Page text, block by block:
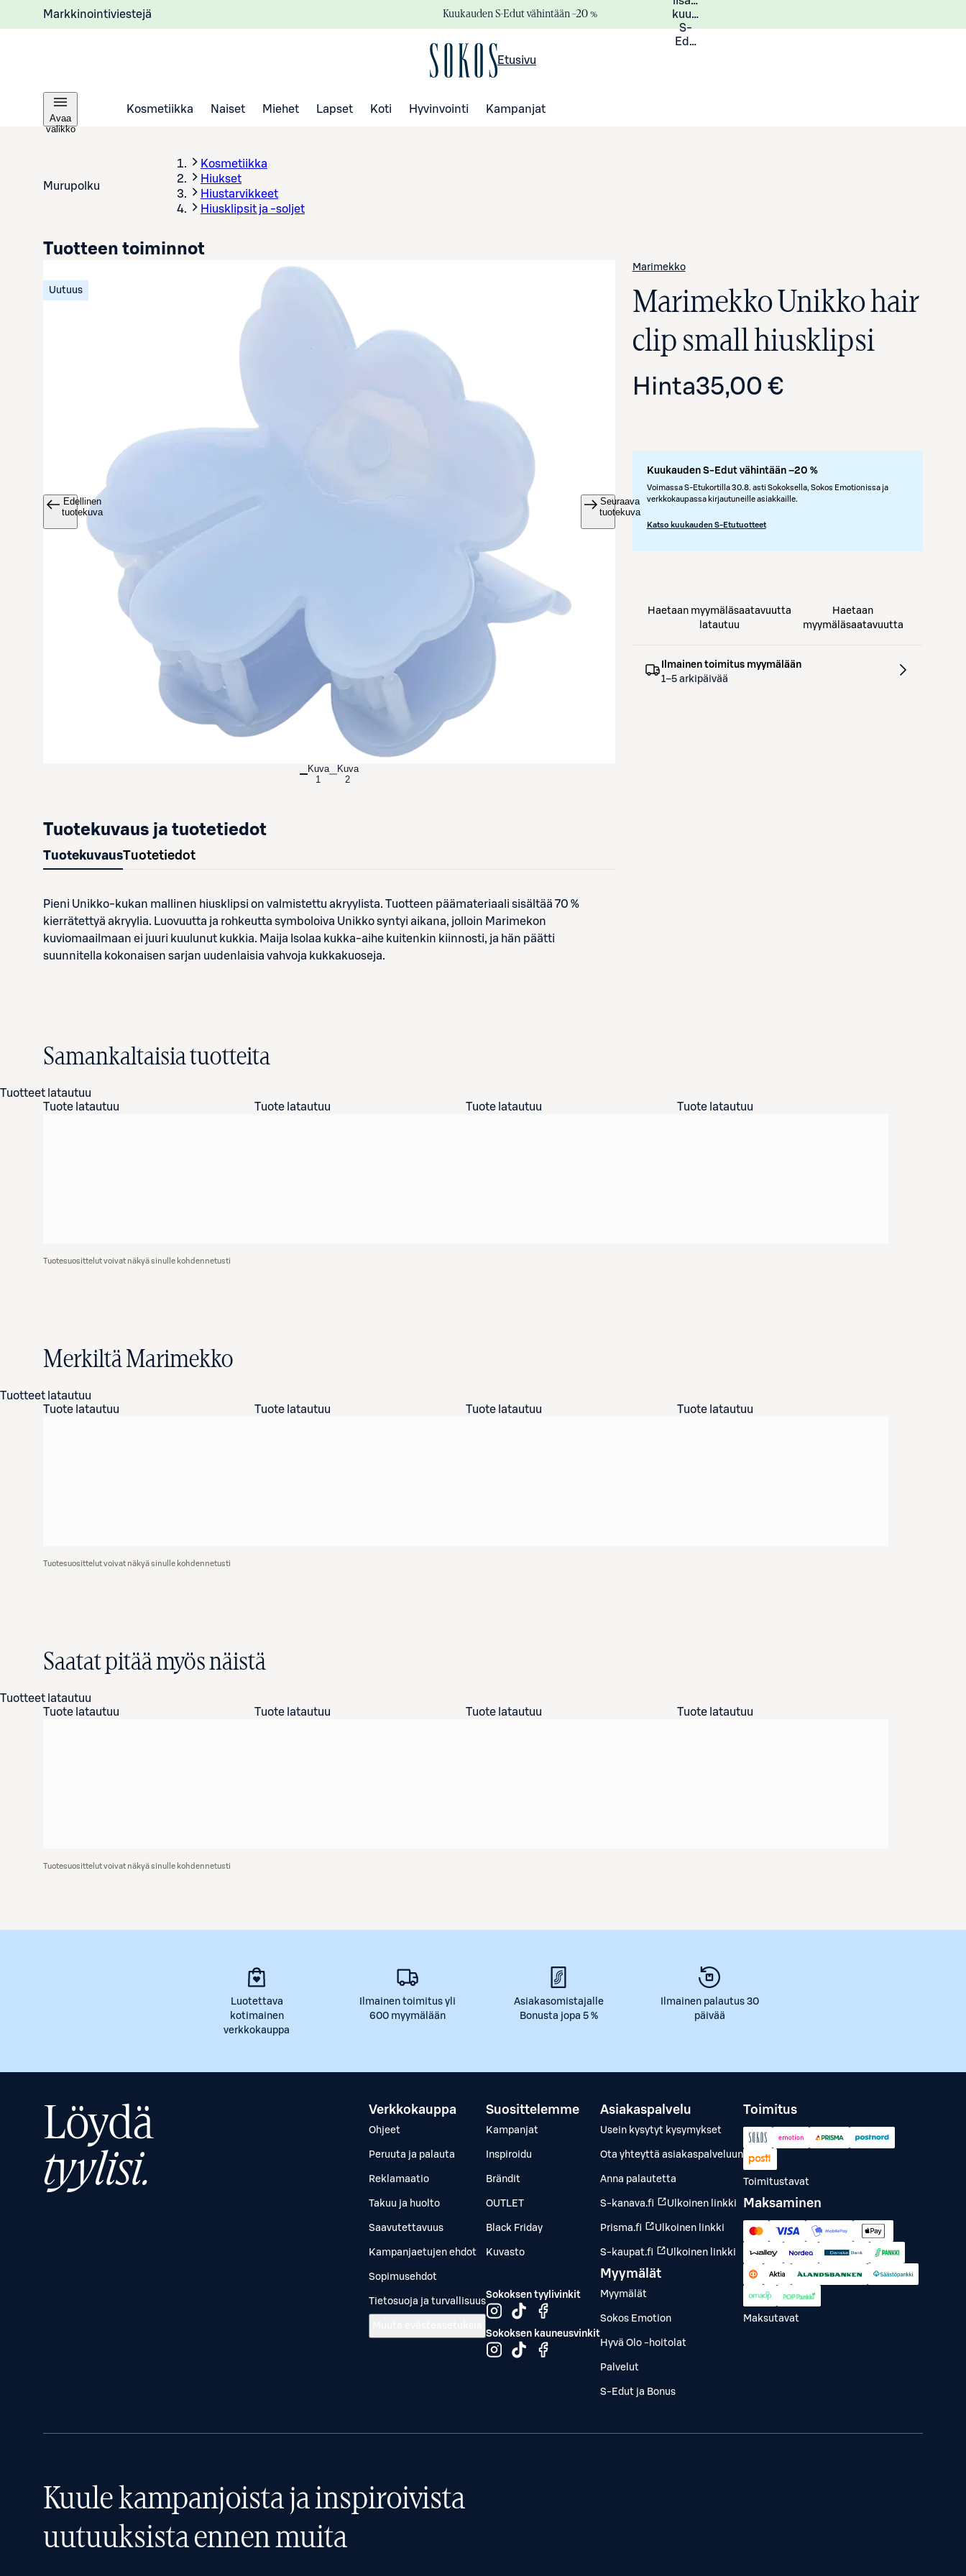
Markkinointiviestejä Kuukauden S-Edut vähintään –20 %
kuukauden
S-
Eduista
Etusivu
Avaa
valikko
Kosmetiikka Naiset Miehet Lapset Koti Hyvinvointi Kampanjat
Murupolku
Kosmetiikka
Hiukset
Hiustarvikkeet
Hiusklipsit ja -soljet
Uutuus
Edellinen
tuotekuva
Seuraava
tuotekuva
Kuva
1
Kuva
2
Marimekko
Marimekko Unikko hair
clip small hiusklipsi
Hinta35,00 €
Kuukauden S-Edut vähintään –20 %
Voimassa S-Etukortilla 30.8. asti Sokoksella, Sokos Emotionissa ja
verkkokaupassa kirjautuneille asiakkaille.
Katso kuukauden S-Etutuotteet
Tuotteen toiminnot
Haetaan myymäläsaatavuutta
latautuu
Haetaan
myymäläsaatavuutta
Ilmainen toimitus myymälään
1–5 arkipäivää
Tuotekuvaus ja tuotetiedot
TuotekuvausTuotetiedot
Pieni Unikko-kukan mallinen hiusklipsi on valmistettu akryylista. Tuotteen päämateriaali sisältää 70 %
kierrätettyä akryylia. Luovuutta ja rohkeutta symboloiva Unikko syntyi aikana, jolloin Marimekon
kuviomaailmaan ei juuri kuulunut kukkia. Maija Isolaa kukka-aihe kuitenkin kiinnosti, ja hän päätti
suunnitella kokonaisen sarjan uudenlaisia vahvoja kukkakuoseja.
Samankaltaisia tuotteita
Tuotteet latautuu
Tuote latautuu
Tuote latautuu Tuote latautuu Tuote latautuu
Tuotesuosittelut voivat näkyä sinulle kohdennetusti
Merkiltä Marimekko
Tuotteet latautuu
Tuote latautuu
Tuote latautuu Tuote latautuu Tuote latautuu
Tuotesuosittelut voivat näkyä sinulle kohdennetusti
Saatat pitää myös näistä
Tuotteet latautuu
Tuote latautuu
Tuote latautuu Tuote latautuu Tuote latautuu
Tuotesuosittelut voivat näkyä sinulle kohdennetusti
Luotettava
kotimainen
verkkokauppa
Ilmainen toimitus yli
600 myymälään
Asiakasomistajalle
Bonusta jopa 5 %
Ilmainen palautus 30
päivää
Löydä
tyylisi.
Verkkokauppa
Ohjeet
Peruuta ja palauta
Reklamaatio
Takuu ja huolto
Saavutettavuus
Kampanjaetujen ehdot
Sopimusehdot
Tietosuoja ja turvallisuus
Suosittelemme
Kampanjat
Inspiroidu
Brändit
OUTLET
Black Friday
Kuvasto
Sokoksen tyylivinkit
Sokoksen kauneusvinkit
Asiakaspalvelu
Usein kysytyt kysymykset
Ota yhteyttä asiakaspalveluun
Anna palautetta
S-kanava.fi Ulkoinen linkki
Prisma.fi Ulkoinen linkki
S-kaupat.fi Ulkoinen linkki
Myymälät
Myymälät
Sokos Emotion
Hyvä Olo -hoitolat
Palvelut
S-Edut ja Bonus
Toimitus
Toimitustavat
Maksaminen
Maksutavat
Kuule kampanjoista ja inspiroivista
uutuuksista ennen muita